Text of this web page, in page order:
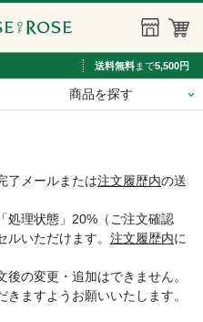
送料無料まで5,500円
商品を探す
了メールまたは注文履歴内の送
処理状態」20%（ご注文確認
いただけます。 注文履歴内に
後の変更・追加はできません。
ますようお願いいたします。